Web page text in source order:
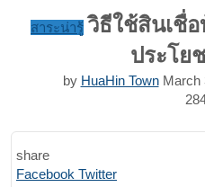
สาระน่ารู้ วิธีใช้สินเชื่
ประโย
by HuaHin Town March
share
Facebook TwitterPrint
Share